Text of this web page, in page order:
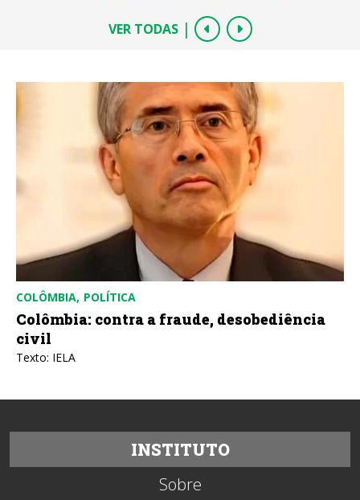
VER TODAS |
COLÔMBIA POLÍTICA
Colômbia: contra a fraude, desobediência
civil
Texto: IELA
INSTITUTO
Sobre